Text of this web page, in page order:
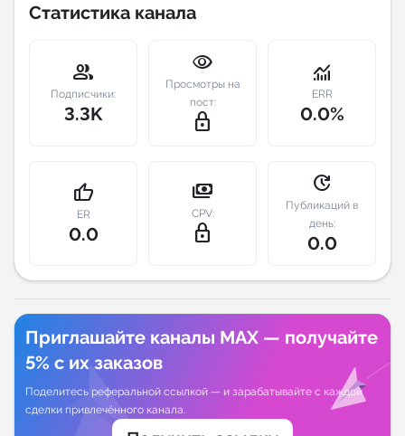
New
Индивидуальное сопровождение
Аналитика Telegram
Статистика канала
group
Подписчики:
3.3K
visibility
Просмотры на
пост:
lock_outline
monitoring
ERR
0.0%
thumb_up
ER
0.0
payments
CPV:
lock_outline
update
Публикаций в
день:
0.0
Приглашайте каналы MAX — получайте
5% с их заказов
Поделитесь реферальной ссылкой — и зарабатывайте с каждой
сделки привлечённого канала.